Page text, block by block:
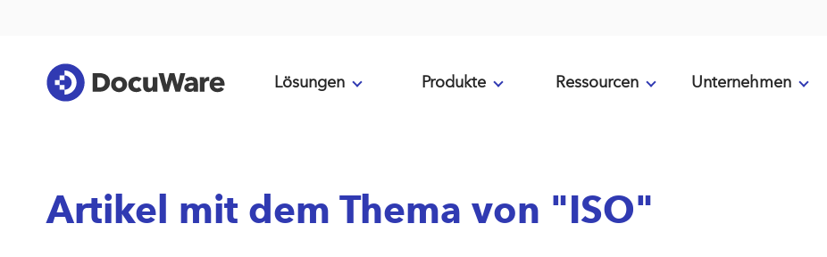
Lösungen Produkte Ressourcen Unternehmen
Artikel mit dem Thema von "ISO"